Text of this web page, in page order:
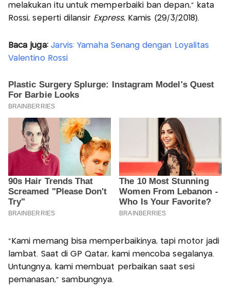
melakukan itu untuk memperbaiki ban depan,” kata
Rossi, seperti dilansir Express, Kamis (29/3/2018).
Baca juga: Jarvis: Yamaha Senang dengan Loyalitas
Valentino Rossi
“Kami memang bisa memperbaikinya, tapi motor jadi
lambat. Saat di GP Qatar, kami mencoba segalanya.
Untungnya, kami membuat perbaikan saat sesi
pemanasan,” sambungnya.